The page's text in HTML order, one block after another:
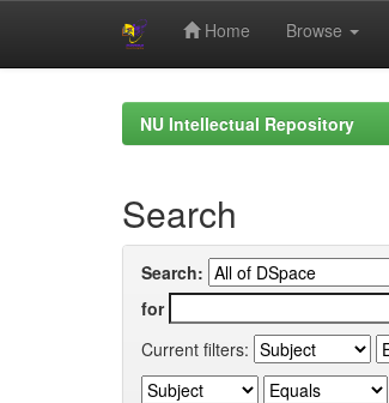
Home Browse
NU Intellectual Repository
Search
Search:
for
Current filters: